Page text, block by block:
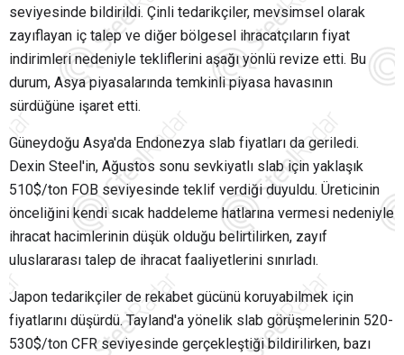
seviyesinde bildirildi. Çinli tedarikçiler, mevsimsel olarak
zayıflayan iç talep ve diğer bölgesel ihracatçıların fiyat
indirimleri nedeniyle tekliflerini aşağı yönlü revize etti. Bu
durum, Asya piyasalarında temkinli piyasa havasının
sürdüğüne işaret etti.
Güneydoğu Asya'da Endonezya slab fiyatları da geriledi.
Dexin Steel'in, Ağustos sonu sevkiyatlı slab için yaklaşık
510$/ton FOB seviyesinde teklif verdiği duyuldu. Üreticinin
önceliğini kendi sıcak haddeleme hatlarına vermesi nedeniyle
ihracat hacimlerinin düşük olduğu belirtilirken, zayıf
uluslararası talep de ihracat faaliyetlerini sınırladı.
Japon tedarikçiler de rekabet gücünü koruyabilmek için
fiyatlarını düşürdü. Tayland'a yönelik slab görüşmelerinin 520-
530$/ton CFR seviyesinde gerçekleştiği bildirilirken, bazı